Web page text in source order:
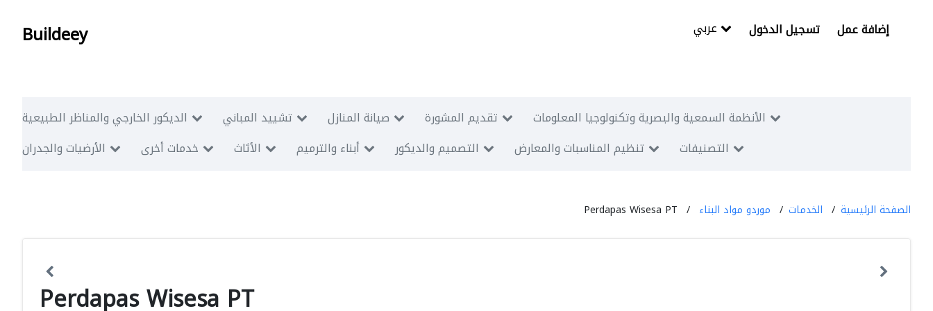
Buildeey تسجيل الدخول إضافة عمل
الديكور الخارجي والمناظر الطبيعية تشييد المباني صيانة المنازل تقديم المشورة
الأنظمة السمعية والبصرية وتكنولوجيا المعلومات
الأرضيات والجدران
خدمات أخرى الأثاث أبناء والترميم التصميم والديكور تنظيم المناسبات والمعارض التصنيفات
الصفحة الرئيسية الخدمات موردو مواد البناء Perdapas Wisesa PT
Perdapas Wisesa PT